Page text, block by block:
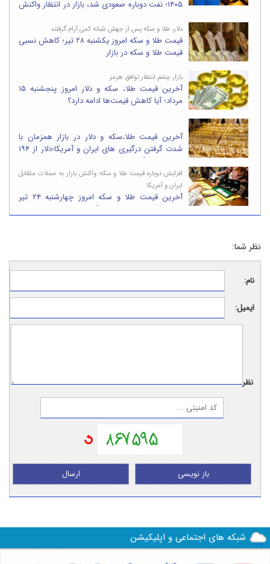
۱۴۰۵؛ نفت دوباره صعودی شد، بازار در انتظار واکنش
دلار، طلا و سکه پس از جهش شبانه کمی آرام گرفتند
قیمت طلا و سکه امروز یکشنبه ۲۸ تیر؛ کاهش نسبی
قیمت طلا و سکه در بازار
بازار چشم انتظار توافق هرمز
آخرین قیمت طلا، سکه و دلار امروز پنجشنبه ۱۵
مرداد؛ آیا کاهش قیمت‌ها ادامه دارد؟
آخرین قیمت طلا،سکه و دلار در بازار همزمان با
شدت گرفتن درگیری های ایران و آمریکا؛دلار از ۱۹۴
هزار تومان گذشت،طلا ۱۹ میلیونی شد
افزایش دوباره قیمت طلا و سکه؛ واکنش بازار به حملات متقابل
ایران و آمریکا
آخرین قیمت طلا و سکه امروز چهارشنبه ۲۴ تیر
نظر شما:
نام:
ایمیل:
نظر:
ارسال باز نویسی
شبکه های اجتماعی و اپلیکیشن